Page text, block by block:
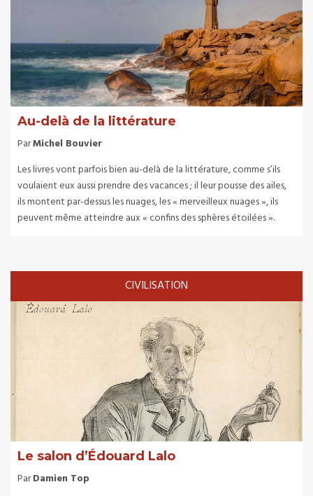
Au-delà de la littérature
ParMichel Bouvier
Les livres vont parfois bien au-delà de la littérature, comme s’ils
voulaient eux aussi prendre des vacances ; il leur pousse des ailes,
ils montent par-dessus les nuages, les « merveilleux nuages », ils
peuvent même atteindre aux « confins des sphères étoilées ».
CIVILISATION
Le salon d’Édouard Lalo
ParDamien Top